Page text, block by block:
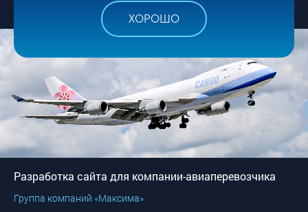
Разработка сайта для компании-авиаперевозчика
Группа компаний «Максима»
ХОРОШО